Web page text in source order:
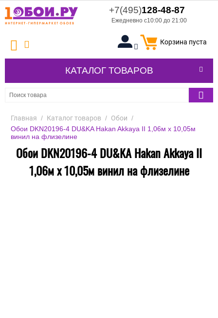
+7(495)128-48-87
Ежедневно с10:00 до 21:00
Корзина пуста
КАТАЛОГ ТОВАРОВ
Главная / Каталог товаров / Обои /
Обои DKN20196-4 DU&KA Hakan Akkaya II 1,06м х 10,05м
винил на флизелине
Обои DKN20196-4 DU&KA Hakan Akkaya II
1,06м х 10,05м винил на флизелине